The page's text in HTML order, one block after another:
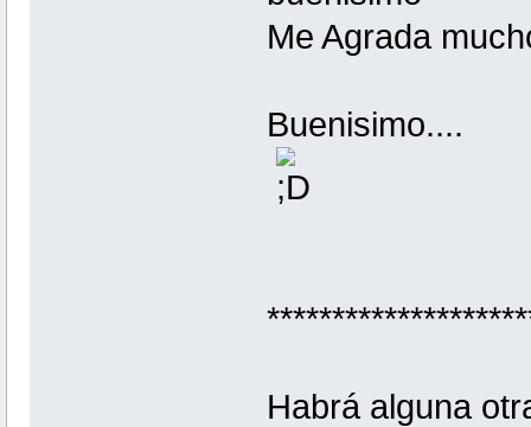
Me Agrada
Buenisimo....
Habrá alguna